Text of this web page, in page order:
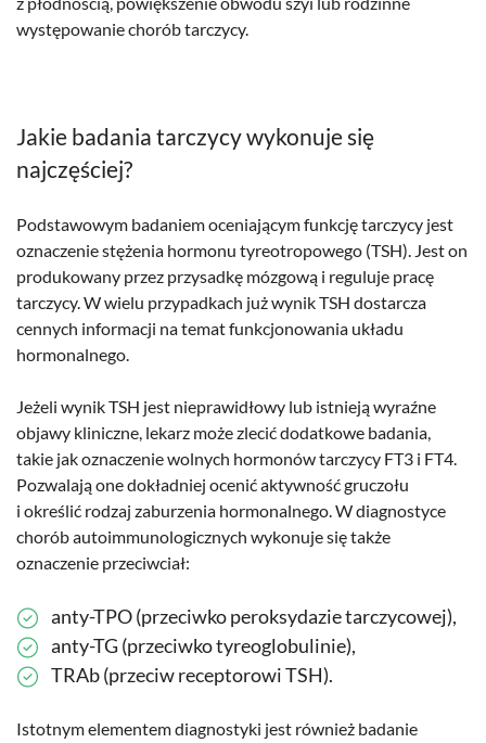
występowanie chorób tarczycy.
Jakie badania tarczycy wykonuje się
najczęściej?
Podstawowym badaniem oceniającym funkcję tarczycy jest
oznaczenie stężenia hormonu tyreotropowego (TSH). Jest on
produkowany przez przysadkę mózgową i reguluje pracę
tarczycy. W wielu przypadkach już wynik TSH dostarcza
cennych informacji na temat funkcjonowania układu
hormonalnego.
Jeżeli wynik TSH jest nieprawidłowy lub istnieją wyraźne
objawy kliniczne, lekarz może zlecić dodatkowe badania,
takie jak oznaczenie wolnych hormonów tarczycy FT3 i FT4.
Pozwalają one dokładniej ocenić aktywność gruczołu
i określić rodzaj zaburzenia hormonalnego. W diagnostyce
chorób autoimmunologicznych wykonuje się także
oznaczenie przeciwciał:
anty-TPO (przeciwko peroksydazie tarczycowej),
anty-TG (przeciwko tyreoglobulinie),
TRAb (przeciw receptorowi TSH).
Istotnym elementem diagnostyki jest również badanie